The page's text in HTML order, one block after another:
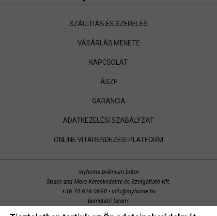
SZÁLLÍTÁS ÉS SZERELÉS
VÁSÁRLÁS MENETE
KAPCSOLAT
ÁSZF
GARANCIA
ADATKEZELÉSI SZABÁLYZAT
ONLINE VITARENDEZÉSI PLATFORM
myhome prémium bútor
Space and More Kereskedelmi és Szolgáltató Kft.
+36 70 626 0690 • info@myhome.hu
Bemutató terem: